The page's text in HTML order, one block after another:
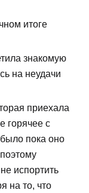
итоге
знакомую
на неудачи
приехала
горячее с
пока оно
испортить
на то, что